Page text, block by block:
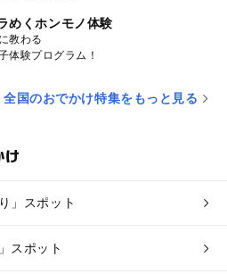
めくホンモノ体験
教わる
体験プログラム！
全国のおでかけ特集をもっと見る
け
」スポット
スポット